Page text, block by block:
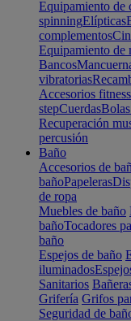
Equipamiento de
spinningElípticas
complementos
Equipamiento de
Bancos
vibratorias
Accesorios fitness
stepCuerdas
Recuperación
percusión
Baño
Accesorios de
bañoPapeleras
de ropa
Muebles de baño
bañoTocadores
baño
Espejos de baño
iluminados
Sanitarios
Grifería Grifos
Seguridad de